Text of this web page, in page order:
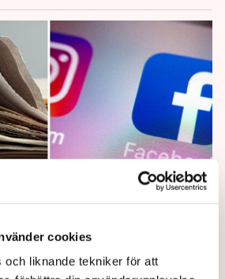
cookies
och liknande tekniker för att